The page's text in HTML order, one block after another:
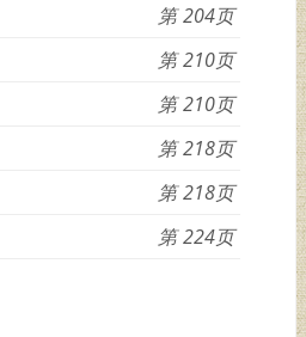
204
210
210
218
218
224